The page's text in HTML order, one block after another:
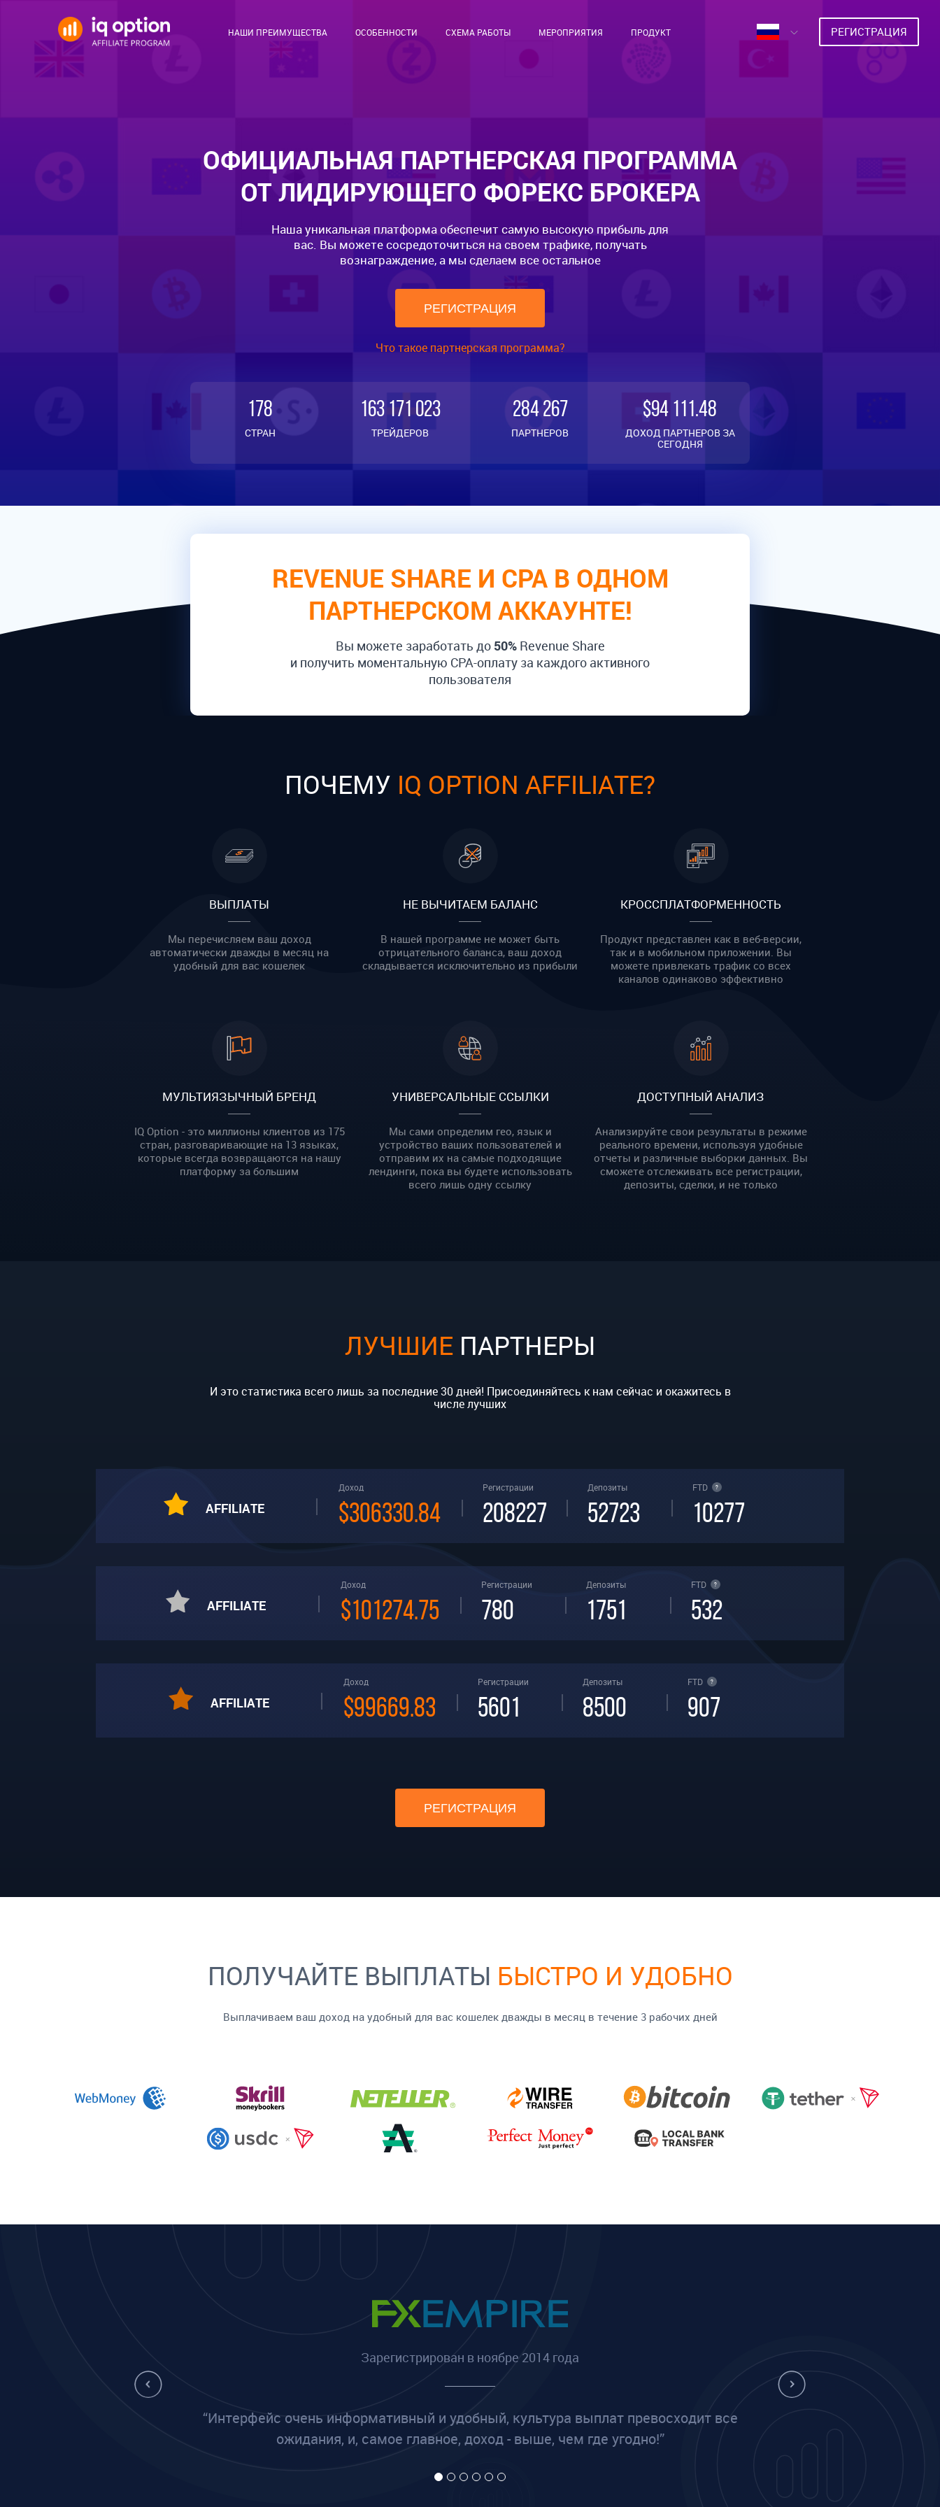
НАШИ ПРЕИМУЩЕСТВА ОСОБЕННОСТИ СХЕМА РАБОТЫ МЕРОПРИЯТИЯ ПРОДУКТ РЕГИСТРАЦИЯ
ОФИЦИАЛЬНАЯ ПАРТНЕРСКАЯ ПРОГРАММА
ОТ ЛИДИРУЮЩЕГО ФОРЕКС БРОКЕРА
Наша уникальная платформа обеспечит самую высокую прибыль для
вас. Вы можете сосредоточиться на своем трафике, получать
вознаграждение, а мы сделаем все остальное
РЕГИСТРАЦИЯ
Что такое партнерская программа?
178
СТРАН
163 171 023
ТРЕЙДЕРОВ
284 267
ПАРТНЕРОВ
$94 111.48
ДОХОД ПАРТНЕРОВ ЗА
СЕГОДНЯ
REVENUE SHARE И CPA В ОДНОМ
ПАРТНЕРСКОМ АККАУНТЕ!
Вы можете заработать до 50%Revenue Share
и получить моментальную CPA-оплату за каждого активного
пользователя
ПОЧЕМУ IQ OPTION AFFILIATE?
ВЫПЛАТЫ
Мы перечисляем ваш доход
автоматически дважды в месяц на
удобный для вас кошелек
НЕ ВЫЧИТАЕМ БАЛАНС
В нашей программе не может быть
отрицательного баланса, ваш доход
складывается исключительно из прибыли
КРОССПЛАТФОРМЕННОСТЬ
Продукт представлен как в веб-версии,
так и в мобильном приложении. Вы
можете привлекать трафик со всех
каналов одинаково эффективно
МУЛЬТИЯЗЫЧНЫЙ БРЕНД
IQ Option - это миллионы клиентов из 175
стран, разговаривающие на 13 языках,
которые всегда возвращаются на нашу
платформу за большим
УНИВЕРСАЛЬНЫЕ ССЫЛКИ
Мы сами определим гео, язык и
устройство ваших пользователей и
отправим их на самые подходящие
лендинги, пока вы будете использовать
всего лишь одну ссылку
ДОСТУПНЫЙ АНАЛИЗ
Анализируйте свои результаты в режиме
реального времени, используя удобные
отчеты и различные выборки данных. Вы
сможете отслеживать все регистрации,
депозиты, сделки, и не только
ЛУЧШИЕ ПАРТНЕРЫ
И это статистика всего лишь за последние 30 дней! Присоединяйтесь к нам сейчас и окажитесь в
числе лучших
AFFILIATE
Доход
$306330.84
Регистрации
208227
Депозиты
52723
FTD ?
10277
AFFILIATE
Доход
$101274.75
Регистрации
780
Депозиты
1751
FTD ?
532
AFFILIATE
Доход
$99669.83
Регистрации
5601
Депозиты
8500
FTD ?
907
РЕГИСТРАЦИЯ
ПОЛУЧАЙТЕ ВЫПЛАТЫ БЫСТРО И УДОБНО
Выплачиваем ваш доход на удобный для вас кошелек дважды в месяц в течение 3 рабочих дней
Зарегистрирован в ноябре 2014 года
“Интерфейс очень информативный и удобный, культура выплат превосходит все
ожидания, и, самое главное, доход - выше, чем где угодно!”